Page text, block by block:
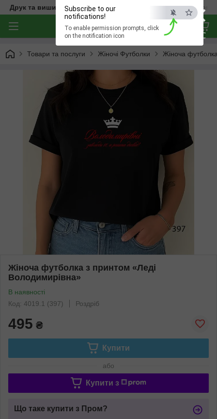
×
ESC
Subscribe to our
notifications!
To enable permission prompts, click
on the notification icon
Друк та вишивка на одязі — створюємо речі з характером
Товари та послуги Жіночі Футболки Жіноча
Жіноча футболка з принтом «Леді
Володимирівна»
В наявності
Код: 4019.1 (397)
Роздріб
495 ₴
Купити
або
Купити з
Що таке купити з Пром?